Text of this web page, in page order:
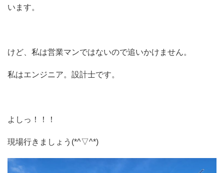
います。
けど、私は営業マンではないので追いかけません。
私はエンジニア。設計士です。
よしっ！！！
現場行きましょう(*^▽^*)